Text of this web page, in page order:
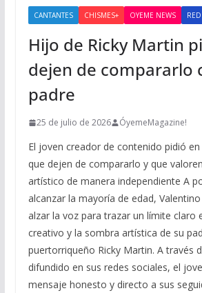
CANTANTES CHISMES+ OYEME NEWS
Hijo de Ricky Martin
dejen de compararlo
padre
25 de julio de 2026 ÓyemeMagazine!
El joven creador de contenido pidió
que dejen de compararlo y que
artístico de manera independiente A
alcanzar la mayoría de edad,
alzar la voz para trazar un límite claro
creativo y la sombra artística de su
puertorriqueño Ricky Martin. A través
difundido en sus redes sociales, el
mensaje honesto y directo a sus